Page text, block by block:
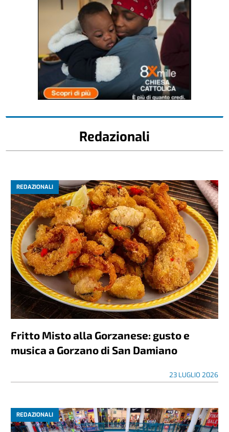
Redazionali
REDAZIONALI
Fritto Misto alla Gorzanese: gusto e
musica a Gorzano di San Damiano
23 LUGLIO 2026
REDAZIONALI